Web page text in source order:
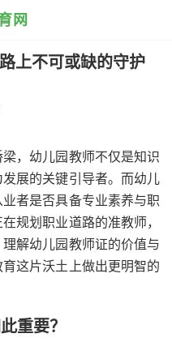
网
上不可或缺的守护
，幼儿园教师不仅是知识
展的关键引导者。而幼儿
者是否具备专业素养与职
规划职业道路的准教师，
解幼儿园教师证的价值与
这片沃土上做出更明智的
重要？